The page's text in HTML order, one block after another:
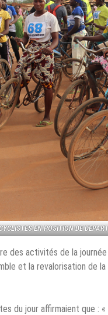
EN POSITION DE DEPART
des activités de la
et la revalorisation de
du jour affirmaient que : «